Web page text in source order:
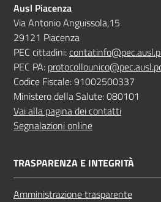
Ausl Piacenza
Via Antonio Anguissola,15
29121 Piacenza
PEC cittadini:
PEC PA:
Codice Fiscale: 91002500337
Ministero della Salute: 080101
Vai alla pagina dei contatti
Segnalazioni online
TRASPARENZA E INTEGRITÀ
Amministrazione trasparente